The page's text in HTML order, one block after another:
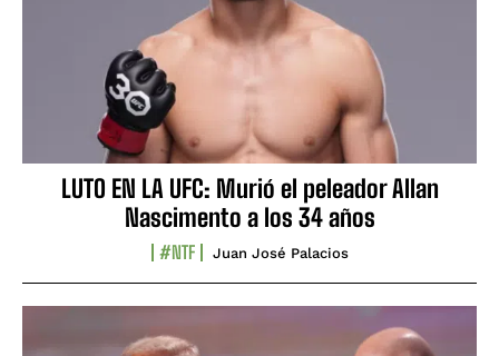
LUTO EN LA UFC: Murió el peleador Allan
Nascimento a los 34 años
#NTF Juan José Palacios